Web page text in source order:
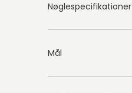
Nøglespecifikationer
Mål